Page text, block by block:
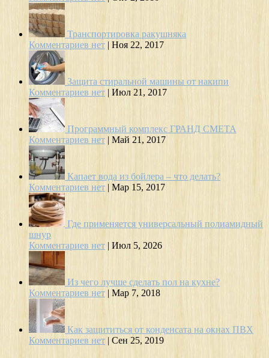
Транспортировка ракушняка
Комментариев нет | Ноя 22, 2017
Защита стиральной машины от накипи
Комментариев нет | Июл 21, 2017
Программный комплекс ГРАНД СМЕТА
Комментариев нет | Май 21, 2017
Капает вода из бойлера – что делать?
Комментариев нет | Мар 15, 2017
Где применяется универсальный полиамидный
шнур
Комментариев нет | Июл 5, 2026
Из чего лучше сделать пол на кухне?
Комментариев нет | Мар 7, 2018
Как защититься от конденсата на окнах ПВХ
Комментариев нет | Сен 25, 2019